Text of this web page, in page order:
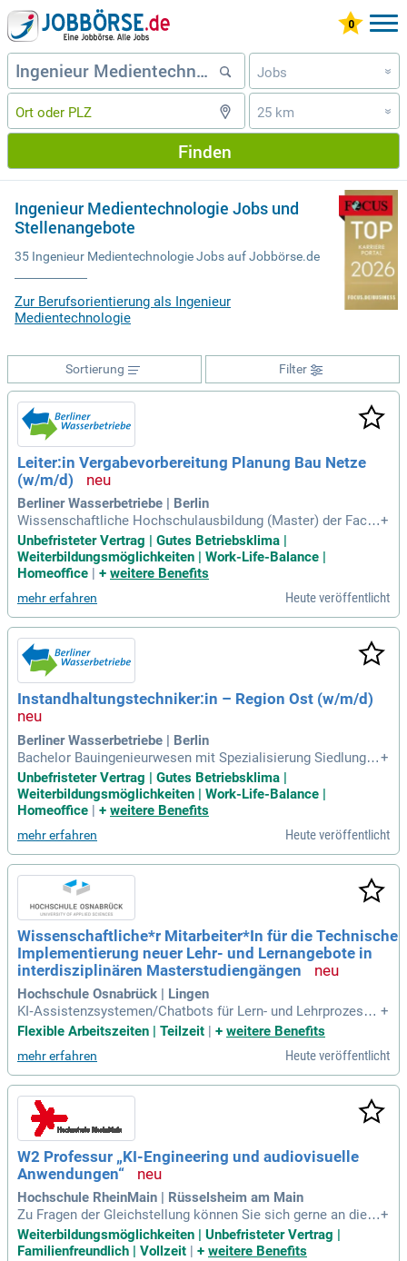
Jobs »
25 km »
Finden
Ingenieur Medientechnologie Jobs und
Stellenangebote
35 Ingenieur Medientechnologie Jobs auf Jobbörse.de
Zur Berufsorientierung als Ingenieur
Medientechnologie
Filter
Sortierung
Leiter:in Vergabevorbereitung Planung Bau Netze
(w/m/d)
Berliner Wasserbetriebe | Berlin
Wissenschaftliche Hochschulausbildung (Master) der Fachr
ichtung Bauingenieurwesen Tiefbau oder Siedlungswasserw
irtschaft und einschlägige praxisnahe Kenntnisse; Alternati
v: Wissenschaftliche Hochschulausbildung (Master) Wirtsc
+
Unbefristeter Vertrag | Gutes Betriebsklima |
Weiterbildungsmöglichkeiten | Work-Life-Balance |
Homeoffice
+ weitere Benefits
mehr erfahren Heute veröffentlicht
Instandhaltungstechniker:in – Region Ost (w/m/d)
Berliner Wasserbetriebe | Berlin
Bachelor Bauingenieurwesen mit Spezialisierung Siedlungs
wasserwirtschaft oder Tiefbau, Wirtschaftsingenieurwesen
Bau mit einschlägigen, fundierten Kenntnissen in stellenrele
vanten Aufgaben; Alternativ: Techniker Bautechnik (Fachrich
+
Unbefristeter Vertrag | Gutes Betriebsklima |
Weiterbildungsmöglichkeiten | Work-Life-Balance |
Homeoffice | + weitere Benefits
mehr erfahren Heute veröffentlicht
Wissenschaftliche*r Mitarbeiter*In für die Technische
Implementierung neuer Lehr- und Lernangebote in
interdisziplinären Masterstudiengängen
Hochschule Osnabrück | Lingen
KI‑Assistenzsystemen/​Chatbots für Lern- und Lehrprozesse
unter Berücksichtigung von Datenschutz und IT‑Sicherheit E
R PROFIL Abgeschlossenes Hochschulstudium im Studienb
ereich Wirtschaftsinformatik, Ingenieurwissenschaften
+
Flexible Arbeitszeiten | Teilzeit | + weitere Benefits
mehr erfahren Heute veröffentlicht
W2 Professur „KI-Engineering und audiovisuelle
Anwendungen“
Hochschule RheinMain | Rüsselsheim am Main
Zu Fragen der Gleichstellung können Sie sich gerne an die d
ezentrale Frauenbeauftragte des Fachbereichs Ingenieurwis
senschaften, Dr. Sonja Wegener (sonja.wegener@hs-rm.de),
+
Weiterbildungsmöglichkeiten | Unbefristeter Vertrag |
Familienfreundlich | Vollzeit
+ weitere Benefits